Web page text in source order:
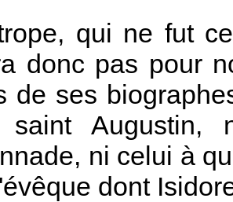
qui ne fut
donc pas pour
de ses
saint
ni celui à
dont